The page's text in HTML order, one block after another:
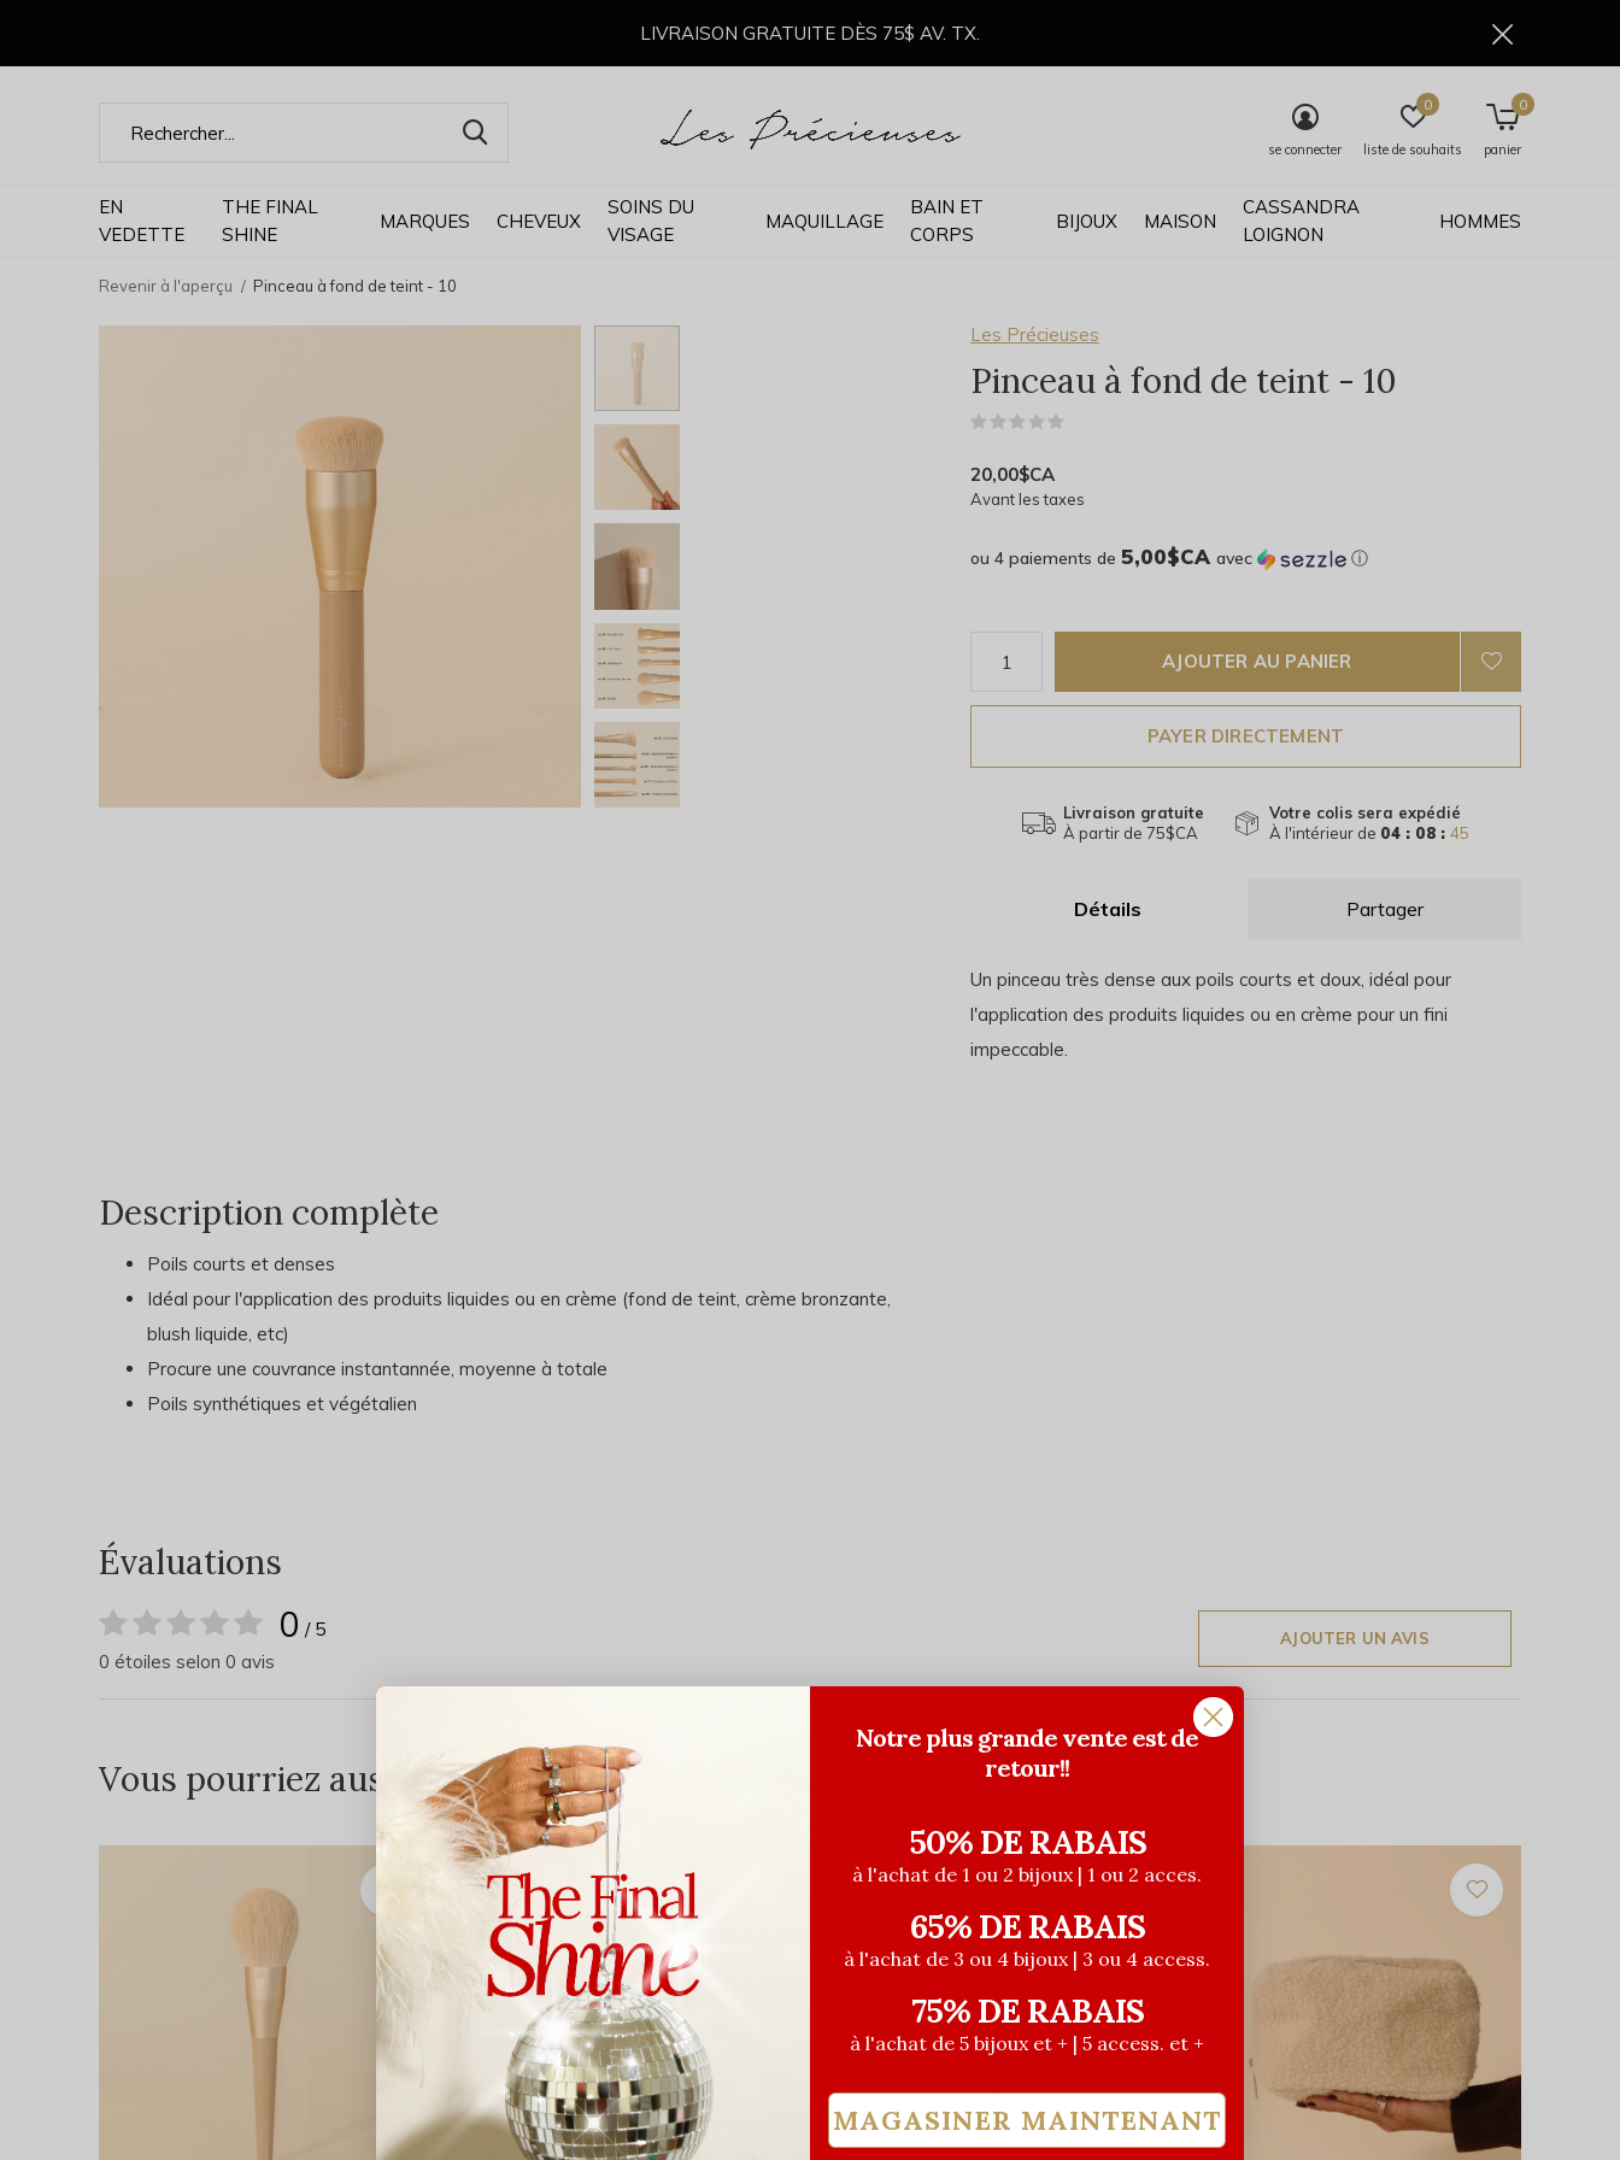
EN
VEDETTE
THE FINAL
SHINE
MARQUES CHEVEUX
SOINS DU
VISAGE
MAQUILLAGE
BAIN ET
CORPS
BIJOUX MAISON
CASSANDRA
LOIGNON
HOMMES
se connecter liste de souhaits
0
panier
0
LIVRAISON GRATUITE DÈS 75$ AV. TX.
Revenir à l'aperçu Pinceau à fond de teint - 10
Les Précieuses
Pinceau à fond de teint - 10
20,00$CA
Avant les taxes
ou 4 paiements de 5,00$CA avec ⓘ
AJOUTER AU PANIER
PAYER DIRECTEMENT
Livraison gratuite
À partir de 75$CA
Votre colis sera expédié
À l'intérieur de 04 : 08 : 45
Détails Partager
Un pinceau très dense aux poils courts et doux, idéal pour
l'application des produits liquides ou en crème pour un fini
impeccable.
Description complète
Poils courts et denses
Idéal pour l'application des produits liquides ou en crème (fond de teint, crème bronzante,
blush liquide, etc)
Procure une couvrance instantannée, moyenne à totale
Poils synthétiques et végétalien
Évaluations
0 / 5
0 étoiles selon 0 avis
AJOUTER UN AVIS
Vous pourriez aussi aimer...
FAVORI
Notre plus grande vente est de
retour!!
50% DE RABAIS
à l'achat de 1 ou 2 bijoux | 1 ou 2 acces.
65% DE RABAIS
à l'achat de 3 ou 4 bijoux | 3 ou 4 access.
75% DE RABAIS
à l'achat de 5 bijoux et + | 5 access. et +
MAGASINER MAINTENANT